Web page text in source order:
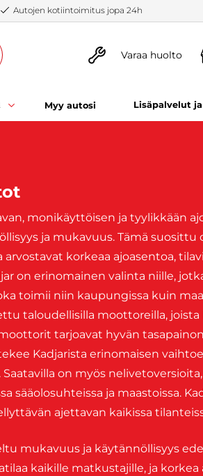
Autojen kotiintoimitus jopa 24h
Varaa huolto
Myy autosi Lisäpalvelut
monikäyttöisen ja tyylikkään
ja mukavuus. Tämä suosittu
korkeaa ajoasentoa,
on erinomainen valinta niille,
toimii niin kaupungissa kuin
taloudellisilla moottoreilla, joista
tarjoavat hyvän
Kadjarista erinomaisen
on myös
sääolosuhteissa ja maastoissa.
ajettavan kaikissa
mukavuus ja käytännöllisyys
kaikille matkustajille, ja korkea